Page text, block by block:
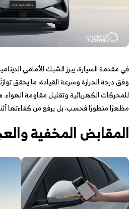
في مقدمة السيارة، يبرز الشبك الأمامي
وفق درجة الحرارة وسرعة القيادة، ما يحقق
للمحركات الكهربائية وتقليل مقاومة الهواء.
مظهرًا متطورًا فحسب، بل يرفع من كفاءتها
المقابض المخفية